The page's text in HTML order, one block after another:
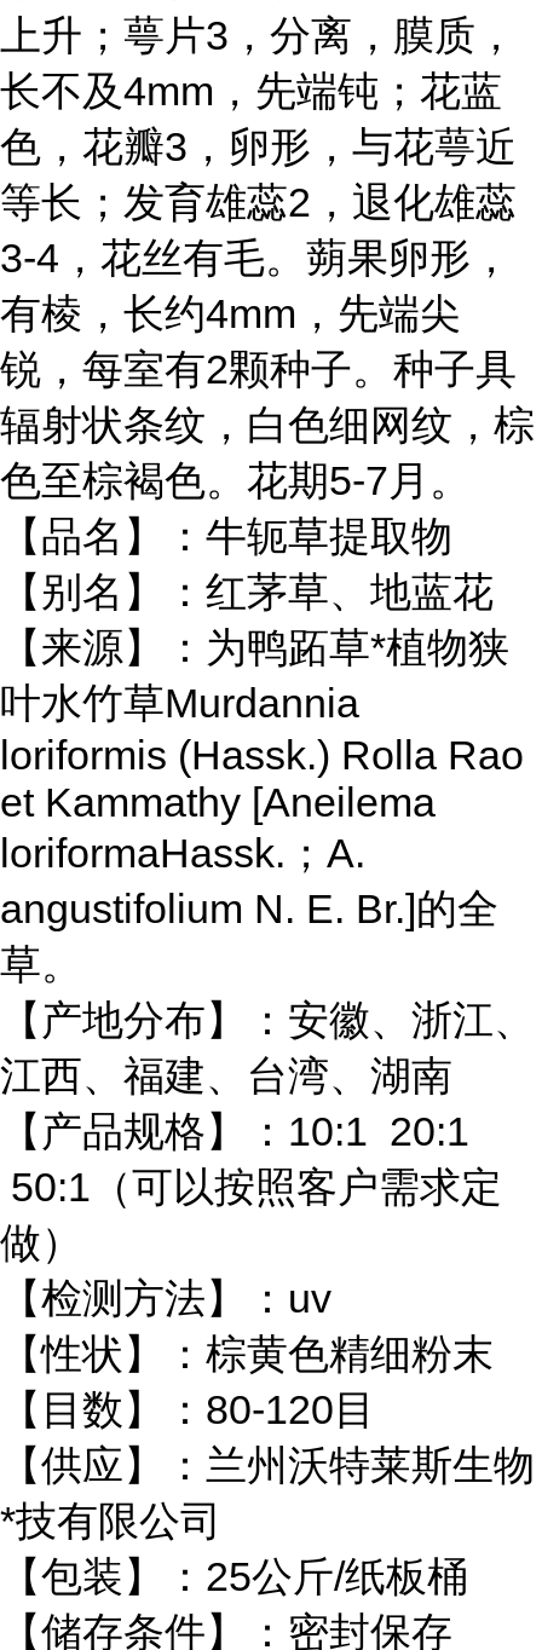
上升；萼片3，分离，膜质，
长不及4mm，先端钝；花蓝
色，花瓣3，卵形，与花萼近
等长；发育雄蕊2，退化雄蕊
3-4，花丝有毛。蒴果卵形，
有棱，长约4mm，先端尖
锐，每室有2颗种子。种子具
辐射状条纹，白色细网纹，棕
色至棕褐色。花期5-7月。
【品名】：牛轭草提取物
【别名】：红茅草、地蓝花
【来源】：为鸭跖草*植物狭
叶水竹草Murdannia
loriformis (Hassk.) Rolla Rao
et Kammathy [Aneilema
loriformaHassk.；A.
angustifolium N. E. Br.]的全
草。
【产地分布】：安徽、浙江、
江西、福建、台湾、湖南
【产品规格】：10:1 20:1
50:1（可以按照客户需求定
做）
【检测方法】：uv
【性状】：棕黄色精细粉末
【目数】：80-120目
【供应】：兰州沃特莱斯生物
*技有限公司
【包装】：25公斤/纸板桶
【储存条件】：密封保存